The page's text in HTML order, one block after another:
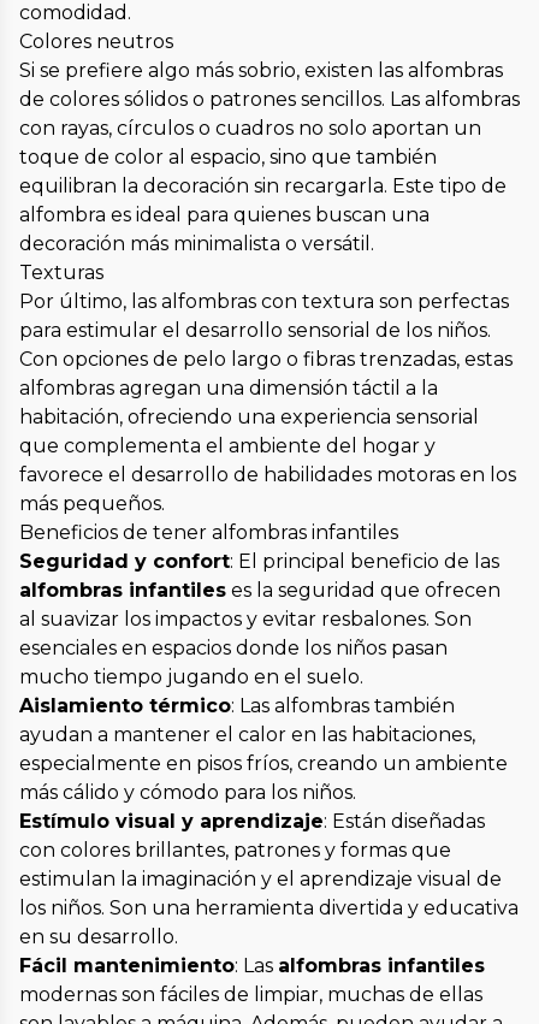
comodidad.
Colores neutros
Si se prefiere algo más sobrio, existen las alfombras
de colores sólidos o patrones sencillos. Las alfombras
con rayas, círculos o cuadros no solo aportan un
toque de color al espacio, sino que también
equilibran la decoración sin recargarla. Este tipo de
alfombra es ideal para quienes buscan una
decoración más minimalista o versátil.
Texturas
Por último, las alfombras con textura son perfectas
para estimular el desarrollo sensorial de los niños.
Con opciones de pelo largo o fibras trenzadas, estas
alfombras agregan una dimensión táctil a la
habitación, ofreciendo una experiencia sensorial
que complementa el ambiente del hogar y
favorece el desarrollo de habilidades motoras en los
más pequeños.
Beneficios de tener alfombras infantiles
Seguridad y confort: El principal beneficio de las
alfombras infantiles es la seguridad que ofrecen
al suavizar los impactos y evitar resbalones. Son
esenciales en espacios donde los niños pasan
mucho tiempo jugando en el suelo.
Aislamiento térmico: Las alfombras también
ayudan a mantener el calor en las habitaciones,
especialmente en pisos fríos, creando un ambiente
más cálido y cómodo para los niños.
Estímulo visual y aprendizaje: Están diseñadas
con colores brillantes, patrones y formas que
estimulan la imaginación y el aprendizaje visual de
los niños. Son una herramienta divertida y educativa
en su desarrollo.
Fácil mantenimiento: Las alfombras infantiles
modernas son fáciles de limpiar, muchas de ellas